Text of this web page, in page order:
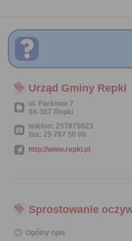
Urząd Gminy Repki
ul. Parkowa 7
08-307 Repki
telefon: 257875023
fax: 25 787 50 66
http://www.repki.pl
Sprostowanie
Ogólny opis